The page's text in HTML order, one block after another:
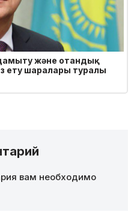
және отандық
ету шаралары туралы
вам необходимо